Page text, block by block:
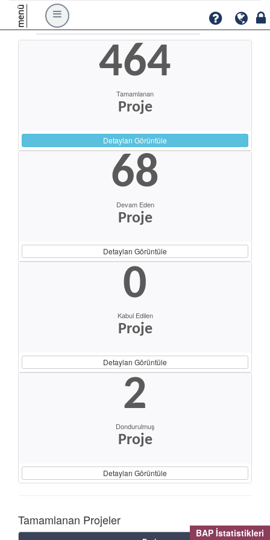
BAP İstatistikleri
menü
464
Tamamlanan
Proje
Detayları Görüntüle
68
Devam Eden
Proje
Detayları Görüntüle
0
Kabul Edilen
Proje
Detayları Görüntüle
2
Dondurulmuş
Proje
Detayları Görüntüle
Tamamlanan Projeler